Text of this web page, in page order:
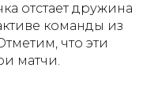
отстает дружина
команды из
что эти
матчи.